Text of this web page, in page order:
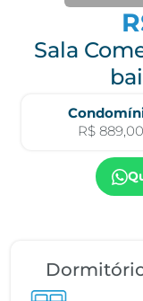
Sala
R$ 889,00